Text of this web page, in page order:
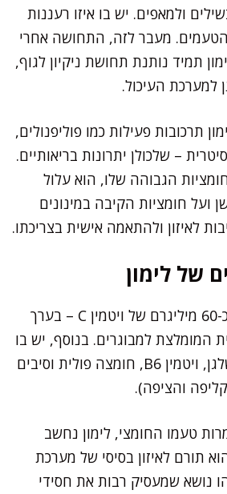
ולמאפים. יש בו איזו רעננות
מעבר לזה, התחושה אחרי
תמיד נותנת תחושת ניקיון לגוף,
למערכת העיכול.
תרכובות פעילות כמו פוליפנולים,
– שלכולן יתרונות בריאותיים.
הגבוהה שלו, הוא עלול
ועל חומציות הקיבה במינונים
לאיזון ולהתאמה אישית בצריכתו.
של לימון
כוס מיץ לימון מכילה כ-60 מיליגרם של ויטמין C – בערך
המומלצת למבוגרים. בנוסף, יש בו
כמויות קטנות של אשלגן, ויטמין B6, חומצה פולית וסיבים
והציפה).
טעמו החומצי, לימון נחשב
תורם לאיזון בסיסי של מערכת
נושא שמעסיק רבות את חסידי